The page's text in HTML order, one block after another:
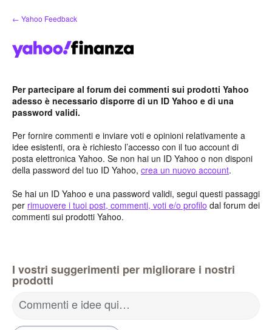
Salta
al
← Yahoo Feedback
Per partecipare al forum dei commenti sui prodotti Yahoo
adesso è necessario disporre di un ID Yahoo e di una
password validi.
Per fornire commenti e inviare voti e opinioni relativamente a
idee esistenti, ora è richiesto l’accesso con il tuo account di
posta elettronica Yahoo. Se non hai un ID Yahoo o non disponi
della password del tuo ID Yahoo, crea un nuovo account.
Se hai un ID Yahoo e una password validi, segui questi passaggi
per rimuovere i tuoi post, commenti, voti e/o profilo dal forum dei
commenti sui prodotti Yahoo.
I vostri suggerimenti per migliorare i nostri
prodotti
Commenti e idee qui…